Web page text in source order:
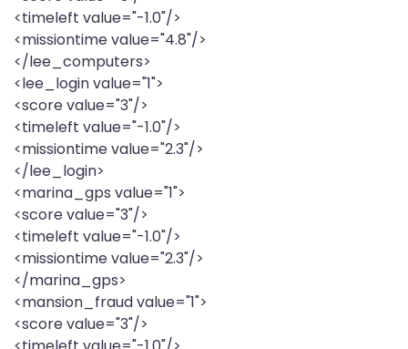
<timeleft value="-1.0"/>
<missiontime value="4.8"/>
</lee_computers>
<lee_login value="1">
<score value="3"/>
<timeleft value="-1.0"/>
<missiontime value="2.3"/>
</lee_login>
<marina_gps value="1">
<score value="3"/>
<timeleft value="-1.0"/>
<missiontime value="2.3"/>
</marina_gps>
<mansion_fraud value="1">
<score value="3"/>